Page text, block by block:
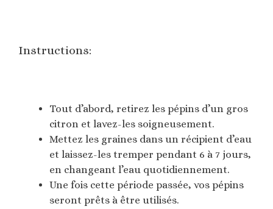
Instructions:
Tout d’abord, retirez les pépins d’un gros
citron et lavez-les soigneusement.
Mettez les graines dans un récipient d’eau
et laissez-les tremper pendant 6 à 7 jours,
en changeant l’eau quotidiennement.
Une fois cette période passée, vos pépins
seront prêts à être utilisés.